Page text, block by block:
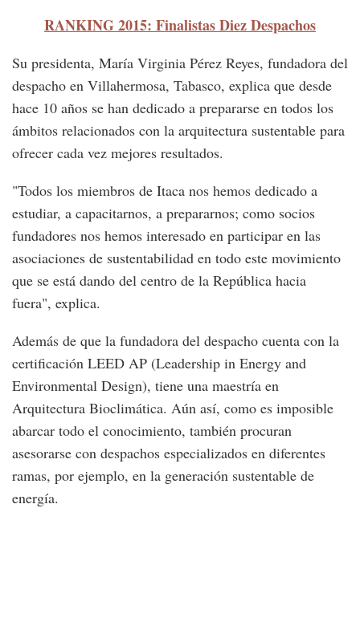
RANKING 2015: Finalistas Diez Despachos
Su presidenta, María Virginia Pérez Reyes, fundadora del
despacho en Villahermosa, Tabasco, explica que desde
hace 10 años se han dedicado a prepararse en todos los
ámbitos relacionados con la arquitectura sustentable para
ofrecer cada vez mejores resultados.
"Todos los miembros de Itaca nos hemos dedicado a
estudiar, a capacitarnos, a prepararnos; como socios
fundadores nos hemos interesado en participar en las
asociaciones de sustentabilidad en todo este movimiento
que se está dando del centro de la República hacia
fuera", explica.
Además de que la fundadora del despacho cuenta con la
certificación LEED AP (Leadership in Energy and
Environmental Design), tiene una maestría en
Arquitectura Bioclimática. Aún así, como es imposible
abarcar todo el conocimiento, también procuran
asesorarse con despachos especializados en diferentes
ramas, por ejemplo, en la generación sustentable de
energía.